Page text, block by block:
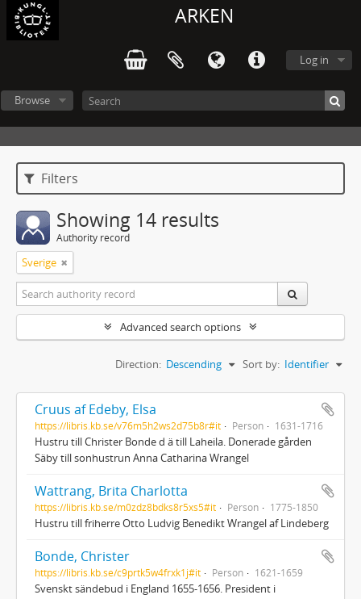
ARKEN
Log in
Browse
Filters
Showing 14 results
Authority record
Sverige
Advanced search options
Sort by: Identifier
Direction: Descending
Cruus af Edeby, Elsa
https://libris.kb.se/v76m5h2ws2d75b8r#it Person 1631-1716
Hustru till Christer Bonde d ä till Laheila. Donerade gården
Säby till sonhustrun Anna Catharina Wrangel
Wattrang, Brita Charlotta
https://libris.kb.se/m0zdz8bdks8r5xs5#it Person 1775-1850
Hustru till friherre Otto Ludvig Benedikt Wrangel af Lindeberg
Bonde, Christer
https://libris.kb.se/c9prtk5w4frxk1j#it Person 1621-1659
Svenskt sändebud i England 1655-1656. President i